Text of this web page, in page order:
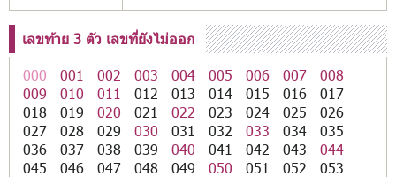
เลขท้าย 3 ตัว เลขที่ยังไม่ออก
000
001 002 003 004 005 006 007
008
009
010 011 012 013 014 015 016
017
018
019 020 021 022 023 024 025
026
027
028 029 030 031 032 033 034
035
036
037 038 039 040 041 042 043
044
045
046 047 048 049 050 051 052
053